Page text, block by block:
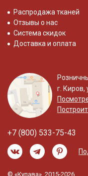
Распродажа тканей
Отзывы о нас
Система скидок
Доставка и оплата
г. Киров,
+7 (800) 533-75-43
© «Купава», 2015-2026